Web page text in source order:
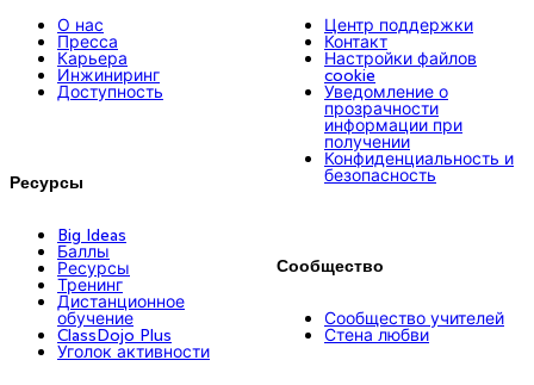
О нас
Пресса
Карьера
Инжиниринг
Доступность
Ресурсы
Big Ideas
Баллы
Ресурсы
Тренинг
Дистанционное
обучение
ClassDojo Plus
Уголок активности
Центр поддержки
Контакт
Настройки файлов
cookie
Уведомление о
прозрачности
информации при
получении
Конфиденциальность и
безопасность
Сообщество
Сообщество учителей
Стена любви